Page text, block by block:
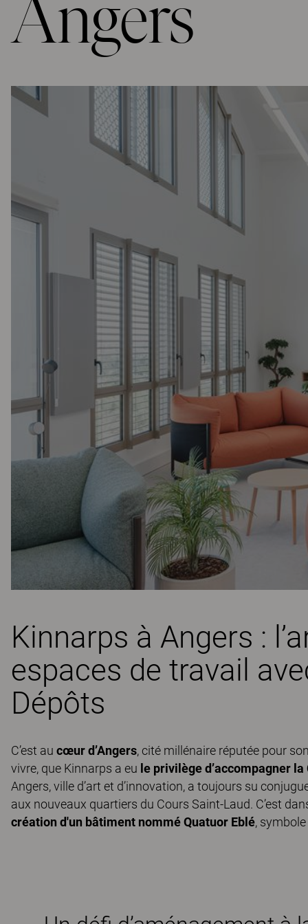
Kinnarps à Angers :
espaces de travail
Dépôts
C’est au cœur d’Angers, cité millénaire réputée pour
vivre, que Kinnarps a eu le privilège d’accompagner
Angers, ville d’art et d’innovation, a toujours su
aux nouveaux quartiers du Cours Saint-Laud. C’est
création d'un bâtiment nommé Quatuor Eblé,